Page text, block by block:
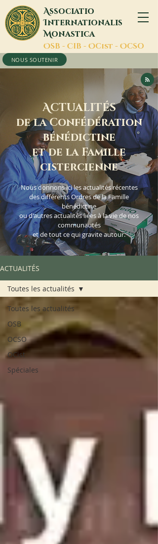
Associatio
Internationalis
Monastica
OSB - CIB - OCist - OCSO
NOUS SOUTENIR
ACTUALITÉS
de la Confédération
bénédictine
et de la Famille
cistercienne
Nous donnons ici les actualités récentes
des différents Ordres de la Famille
bénédictine
ou d'autres actualités liées à la vie de nos
communautés
et de tout ce qui gravite autour.
ACTUALITÉS
Toutes les actualités
OSB
OCSO
OCist
Spéciales
Toutes les actualités